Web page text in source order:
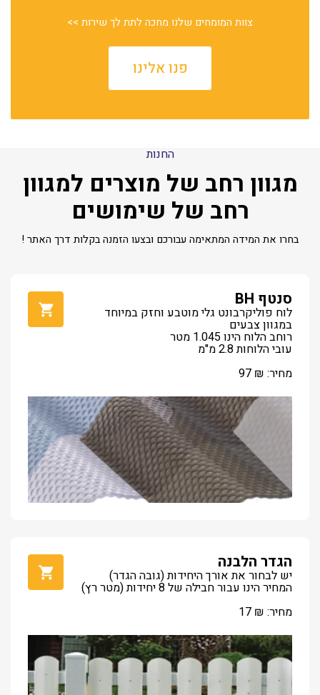
צוות המומחים שלנו מחכה לתת לך שירות >>
פנו אלינו
החנות
מגוון רחב של מוצרים למגוון
רחב של שימושים
בחרו את המידה המתאימה עבורכם ובצעו הזמנה בקלות דרך האתר !
סנטף BH
לוח פוליקרבונט גלי מוטבע וחזק במיוחד
במגוון צבעים
רוחב הלוח הינו 1.045 מטר
עובי הלוחות 2.8 מ"מ
מחיר:
97 ₪
הגדר הלבנה
יש לבחור את אורך היחידות (גובה הגדר)
המחיר הינו עבור חבילה של 8 יחידות (מטר רץ)
מחיר:
17 ₪